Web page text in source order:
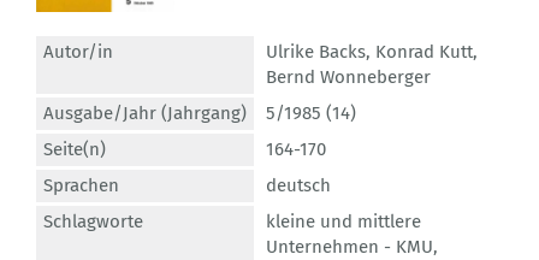
Autor/in Ulrike Backs, Konrad Kutt,
Bernd Wonneberger
Ausgabe/Jahr (Jahrgang)
5/1985 (14)
Seite(n)
164-170
Sprachen
deutsch
Schlagworte
kleine und mittlere
Unternehmen - KMU,